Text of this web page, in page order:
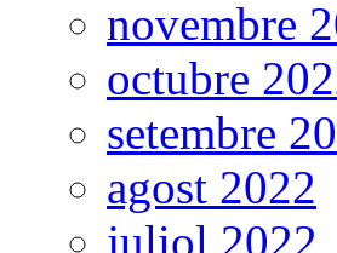
novembre
octubre
setembre
agost 2022
juliol 2022